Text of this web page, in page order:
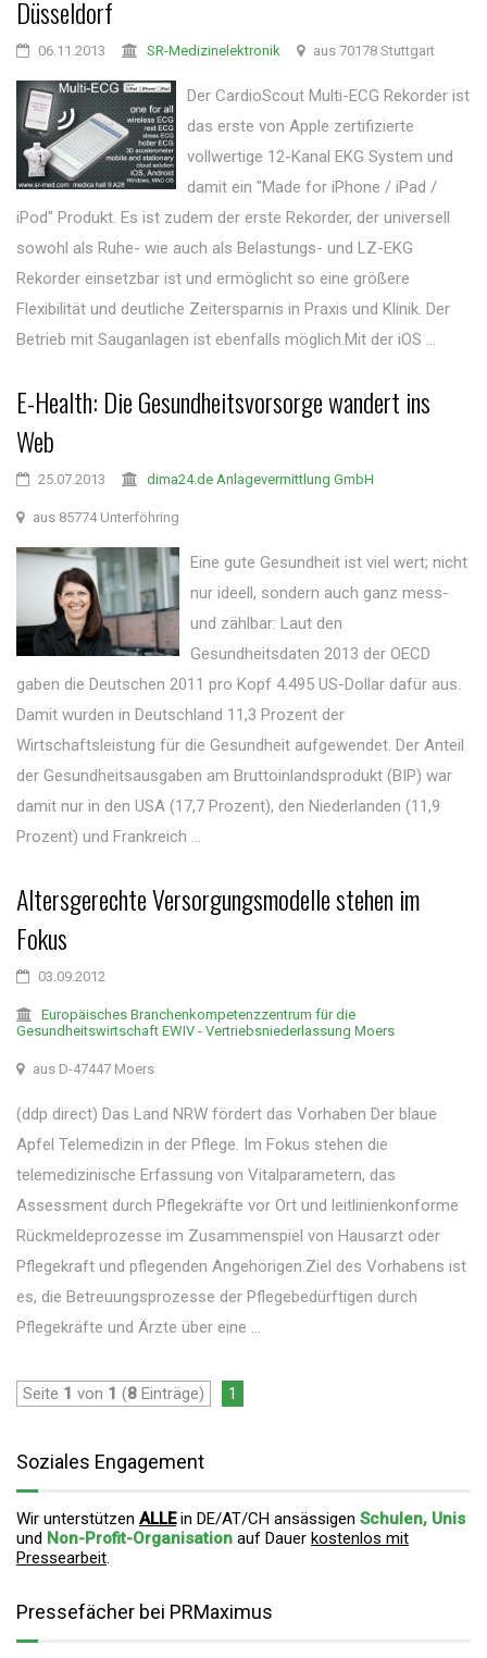
Düsseldorf
06.11.2013 SR-Medizinelektronik aus 70178 Stuttgart
Der CardioScout Multi-ECG Rekorder ist
das erste von Apple zertifizierte
vollwertige 12-Kanal EKG System und
damit ein "Made for iPhone / iPad /
iPod" Produkt. Es ist zudem der erste Rekorder, der universell
sowohl als Ruhe- wie auch als Belastungs- und LZ-EKG
Rekorder einsetzbar ist und ermöglicht so eine größere
Flexibilität und deutliche Zeitersparnis in Praxis und Klinik. Der
Betrieb mit Sauganlagen ist ebenfalls möglich.Mit der iOS ...
E-Health: Die Gesundheitsvorsorge wandert ins
Web
25.07.2013 dima24.de Anlagevermittlung GmbH
aus 85774 Unterföhring
Eine gute Gesundheit ist viel wert; nicht
nur ideell, sondern auch ganz mess-
und zählbar: Laut den
Gesundheitsdaten 2013 der OECD
gaben die Deutschen 2011 pro Kopf 4.495 US-Dollar dafür aus.
Damit wurden in Deutschland 11,3 Prozent der
Wirtschaftsleistung für die Gesundheit aufgewendet. Der Anteil
der Gesundheitsausgaben am Bruttoinlandsprodukt (BIP) war
damit nur in den USA (17,7 Prozent), den Niederlanden (11,9
Prozent) und Frankreich ...
Altersgerechte Versorgungsmodelle stehen im
Fokus
03.09.2012
Europäisches Branchenkompetenzzentrum für die
Gesundheitswirtschaft EWIV - Vertriebsniederlassung Moers
aus D-47447 Moers
(ddp direct) Das Land NRW fördert das Vorhaben Der blaue
Apfel Telemedizin in der Pflege. Im Fokus stehen die
telemedizinische Erfassung von Vitalparametern, das
Assessment durch Pflegekräfte vor Ort und leitlinienkonforme
Rückmeldeprozesse im Zusammenspiel von Hausarzt oder
Pflegekraft und pflegenden Angehörigen.Ziel des Vorhabens ist
es, die Betreuungsprozesse der Pflegebedürftigen durch
Pflegekräfte und Ärzte über eine ...
Seite 1 von 1 (8 Einträge) 1
Soziales Engagement
Wir unterstützen ALLEin DE/AT/CH ansässigen Schulen, Unis
und Non-Profit-Organisation auf Dauer kostenlos mit
Pressearbeit.
Pressefächer bei PRMaximus